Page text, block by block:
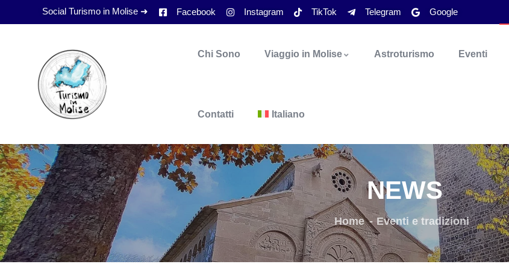
Social Turismo in Molise ➜ Facebook Instagram TikTok Telegram Google
Chi Sono Viaggio in Molise Astroturismo Eventi
Contatti Italiano
NEWS
Home Eventi e tradizioni